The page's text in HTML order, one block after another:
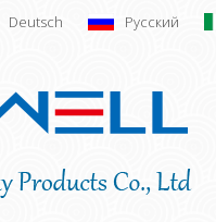
Deutsch Русский